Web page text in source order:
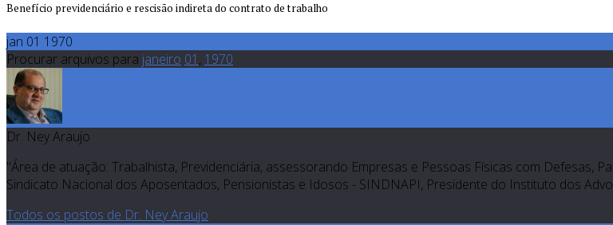
Benefício previdenciário e rescisão indireta do contrato de trabalho
jan 01 1970
Procurar arquivos para janeiro 01 , 1970
Dr. Ney Araujo
"Área de atuação: Trabalhista, Previdenciária, assessorando Empresas e Pessoas Físicas com Defesas,
Sindicato Nacional dos Aposentados, Pensionistas e Idosos - SINDNAPI, Presidente do Instituto dos
Todos os postos de Dr. Ney Araujo